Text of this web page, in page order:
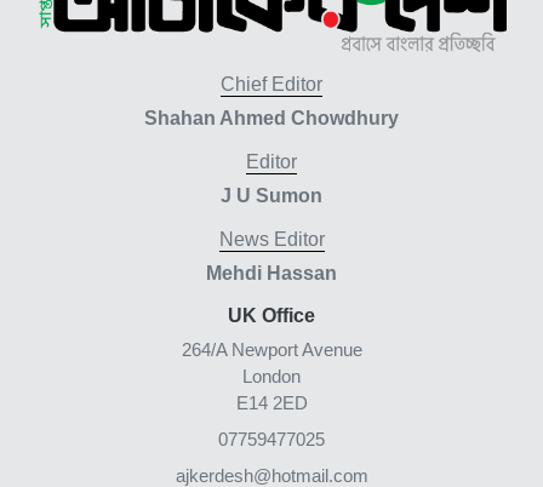
Chief Editor
Shahan Ahmed Chowdhury
Editor
J U Sumon
News Editor
Mehdi Hassan
UK Office
264/A Newport Avenue
London
E14 2ED
07759477025
ajkerdesh@hotmail.com